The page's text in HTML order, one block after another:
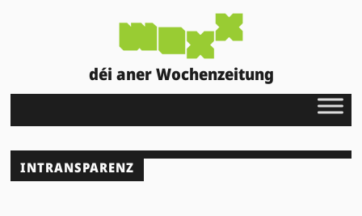
déi aner Wochenzeitung
INTRANSPARENZ